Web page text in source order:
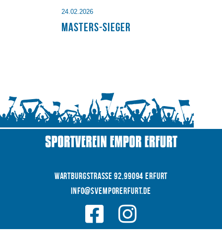
24.02.2026
Masters-Sieger
WARTBURGSTRAße 92,99094 Erfurt
INFO@SVEMPORERFURT.de